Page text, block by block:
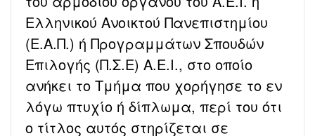
Ελληνικού Ανοικτού Πανεπιστημίου
(Ε.Α.Π.) ή Προγραμμάτων Σπουδών
Επιλογής (Π.Σ.Ε) Α.Ε.Ι., στο οποίο
ανήκει το Τμήμα που χορήγησε το εν
λόγω πτυχίο ή δίπλωμα, περί του ότι
ο τίτλος αυτός στηρίζεται σε